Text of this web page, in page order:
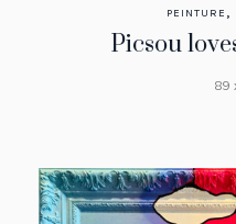
PEINTURE ,
Picsou
89